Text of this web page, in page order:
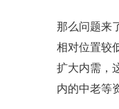
那么问题来
相对位置较
扩大内需，
内的中老等